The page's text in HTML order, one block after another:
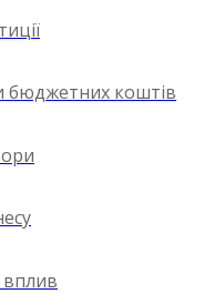
бюджетних коштів
вплив